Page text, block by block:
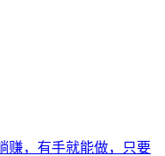
赚，有手就能做，只要